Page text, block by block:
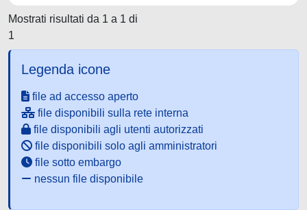
Mostrati risultati da 1 a 1 di
1
Legenda icone
file ad accesso aperto
file disponibili sulla rete interna
file disponibili agli utenti autorizzati
file disponibili solo agli amministratori
file sotto embargo
nessun file disponibile